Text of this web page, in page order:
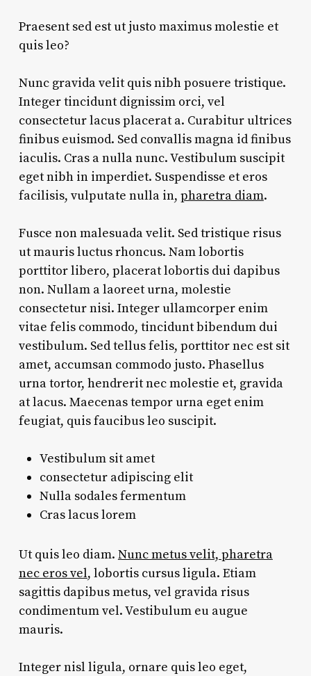
Praesent sed est ut justo maximus molestie et
quis leo?
Nunc gravida velit quis nibh posuere tristique.
Integer tincidunt dignissim orci, vel
consectetur lacus placerat a. Curabitur ultrices
finibus euismod. Sed convallis magna id finibus
iaculis. Cras a nulla nunc. Vestibulum suscipit
eget nibh in imperdiet. Suspendisse et eros
facilisis, vulputate nulla in, pharetra diam.
Fusce non malesuada velit. Sed tristique risus
ut mauris luctus rhoncus. Nam lobortis
porttitor libero, placerat lobortis dui dapibus
non. Nullam a laoreet urna, molestie
consectetur nisi. Integer ullamcorper enim
vitae felis commodo, tincidunt bibendum dui
vestibulum. Sed tellus felis, porttitor nec est sit
amet, accumsan commodo justo. Phasellus
urna tortor, hendrerit nec molestie et, gravida
at lacus. Maecenas tempor urna eget enim
feugiat, quis faucibus leo suscipit.
Vestibulum sit amet
consectetur adipiscing elit
Nulla sodales fermentum
Cras lacus lorem
Ut quis leo diam. Nunc metus velit, pharetra
nec eros vel, lobortis cursus ligula. Etiam
sagittis dapibus metus, vel gravida risus
condimentum vel. Vestibulum eu augue
mauris.
Integer nisl ligula, ornare quis leo eget,